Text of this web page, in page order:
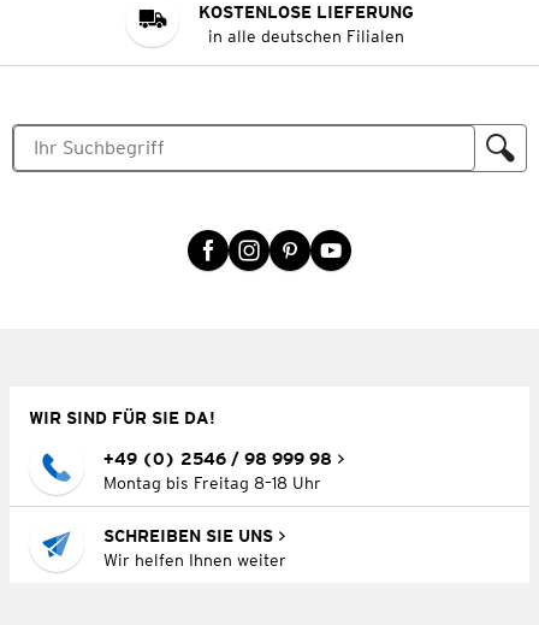
KOSTENLOSE LIEFERUNG
in alle deutschen Filialen
WIR SIND FÜR SIE DA!
+49 (0) 2546 / 98 999 98
Montag bis Freitag 8–18 Uhr
SCHREIBEN SIE UNS
Wir helfen Ihnen weiter